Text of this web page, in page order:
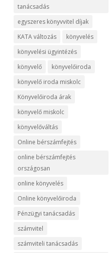
tanácsadás
egyszeres könyvvitel díjak
KATA változás
könyvelés
könyvelési ügyintézés
könyvelő
könyvelőiroda
könyvelő iroda miskolc
Könyvelőiroda árak
könyvelő miskolc
könyvelőváltás
Online bérszámfejtés
online bérszámfejtés
országosan
online könyvelés
Online könyvelőiroda
Pénzügyi tanácsadás
számvitel
számviteli tanácsadás